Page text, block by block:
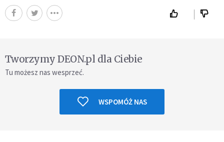
Tworzymy DEON.pl dla Ciebie
Tu możesz nas wesprzeć.
WSPOMÓŻ NAS